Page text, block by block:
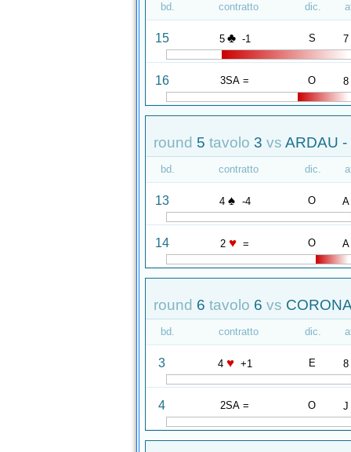
bd. contratto dic.
15 5 ♣ -1 S 7
16 3SA = O 8
round 5 tavolo 3 vs ARDAU
bd. contratto dic.
13 4 ♠ -4 O A
14 2 ♥ = O A
round 6 tavolo 6 vs
bd. contratto dic.
3 4 ♥ +1 E 8
4 2SA = O J